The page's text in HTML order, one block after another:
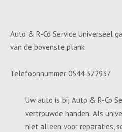
Auto & R-Co Service Universeel
van de bovenste plank
Telefoonnummer 0544 372937
Uw auto is bij Auto & R-Co
vertrouwde handen. Als
niet alleen voor reparaties,